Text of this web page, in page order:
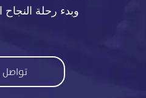
وبدء رحلة
تواصل